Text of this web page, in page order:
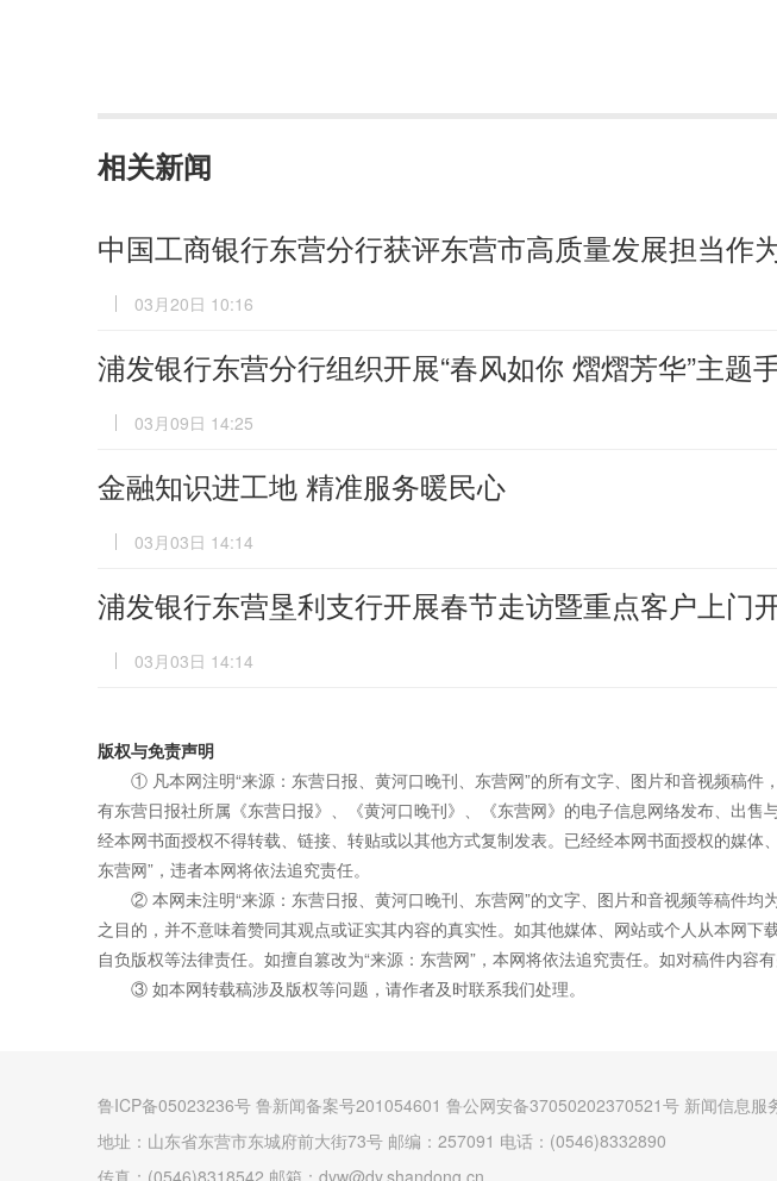
相关新闻
中国工商银行东营分行获评东营市高质量发展担当作
03月20日 10:16
浦发银行东营分行组织开展“春风如你 熠熠芳华”主题
03月09日 14:25
金融知识进工地 精准服务暖民心
03月03日 14:14
浦发银行东营垦利支行开展春节走访暨重点客户上门
03月03日 14:14
版权与免责声明
① 凡本网注明“来源：东营日报、黄河口晚刊、东营网”的所有文字、图片和音视频稿件
有东营日报社所属《东营日报》、《黄河口晚刊》、《东营网》的电子信息网络发布、出售
经本网书面授权不得转载、链接、转贴或以其他方式复制发表。已经经本网书面授权的媒体
东营网”，违者本网将依法追究责任。
② 本网未注明“来源：东营日报、黄河口晚刊、东营网”的文字、图片和音视频等稿件均
之目的，并不意味着赞同其观点或证实其内容的真实性。如其他媒体、网站或个人从本网下
自负版权等法律责任。如擅自篡改为“来源：东营网”，本网将依法追究责任。如对稿件内容
③ 如本网转载稿涉及版权等问题，请作者及时联系我们处理。
鲁ICP备05023236号 鲁新闻备案号201054601 鲁公网安备37050202370521号 新闻信息服
地址：山东省东营市东城府前大街73号 邮编：257091 电话：(0546)8332890
传真：(0546)8318542 邮箱：dyw@dy.shandong.cn